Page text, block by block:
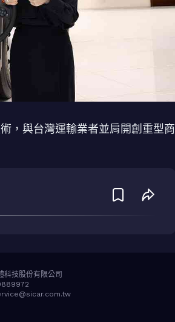
，與台灣運輸業者並肩開創重型商
科技股份有限公司